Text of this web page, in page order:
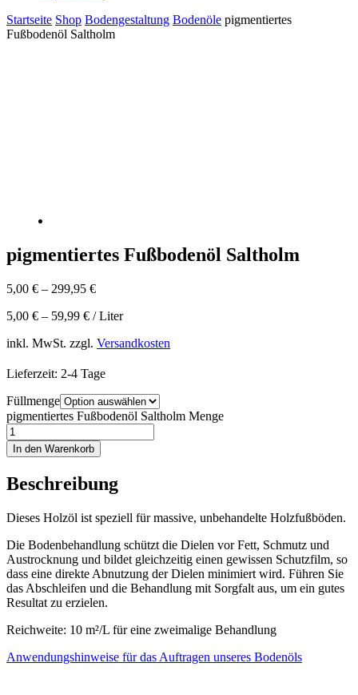
Startseite Shop Bodengestaltung Bodenöle pigmentiertes
Fußbodenöl Saltholm
pigmentiertes Fußbodenöl Saltholm
5,00 € – 299,95 €
5,00 € – 59,99 € /Liter
inkl. MwSt. zzgl. Versandkosten
Lieferzeit: 2-4 Tage
Füllmenge
pigmentiertes Fußbodenöl Saltholm Menge
In den Warenkorb
Beschreibung
Dieses Holzöl ist speziell für massive, unbehandelte Holzfußböden.
Die Bodenbehandlung schützt die Dielen vor Fett, Schmutz und
Austrocknung und bildet gleichzeitig einen gewissen Schutzfilm, so
dass eine direkte Abnutzung der Dielen minimiert wird. Führen Sie
das Abschleifen und die Behandlung mit Sorgfalt aus, um ein gutes
Resultat zu erzielen.
Reichweite: 10 m²/L für eine zweimalige Behandlung
Anwendungshinweise für das Auftragen unseres Bodenöls